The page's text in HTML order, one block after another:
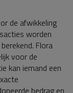
de afwikkeling
worden
Flora
voor de
kan iemand een
bedrag en